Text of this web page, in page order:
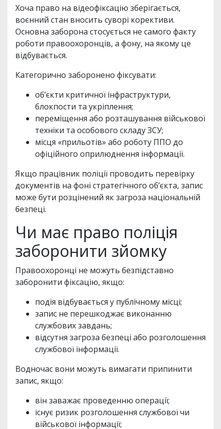
Хоча право на відеофіксацію зберігається,
воєнний стан вносить суворі корективи.
Основна заборона стосується не самого факту
роботи правоохоронців, а фону, на якому це
відбувається.
Категорично заборонено фіксувати:
об’єкти критичної інфраструктури,
блокпости та укріплення;
переміщення або розташування військової
техніки та особового складу ЗСУ;
місця «прильотів» або роботу ППО до
офіційного оприлюднення інформації.
Якщо працівник поліції проводить перевірку
документів на фоні стратегічного об’єкта, запис
може бути розцінений як загроза національній
безпеці.
Чи має право поліція
заборонити зйомку
Правоохоронці не можуть безпідставно
заборонити фіксацію, якщо:
подія відбувається у публічному місці;
запис не перешкоджає виконанню
службових завдань;
відсутня загроза безпеці або розголошення
службової інформації.
Водночас вони можуть вимагати припинити
запис, якщо:
він заважає проведенню операції;
існує ризик розголошення службової чи
військової інформації;